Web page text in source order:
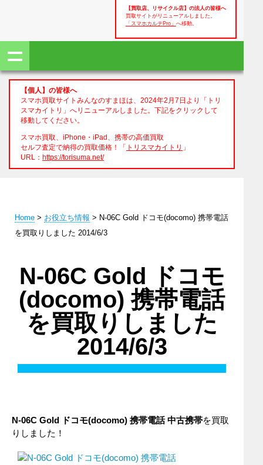
【買取店、リサイクル店】の法人の皆様へ
買取サイトがリニューアルしました。
「スマホカルテPro」 へ移動。
【個人】の皆様へ
スマホ買取サイトみんなのすまほは、2024年2月7日より「トリ
スマカイトリ」へリニューアルしました。下記をクリックして
移動してください。
スマホ買取、iPhone・iPad、携帯の高価買取
セルフ査定で納得の買取価格！「 トリスマカイトリ 」
URL： https://torisuma.net/
Home > お役立ち情報 > N-06C Gold ドコモ(docomo) 携帯電話
を買取りしました 2014/6/3
N-06C Gold ドコモ
(docomo) 携帯電話
を買取りしました
2014/6/3
N-06C Gold ドコモ(docomo) 携帯電話中古携帯を買取
りしました！